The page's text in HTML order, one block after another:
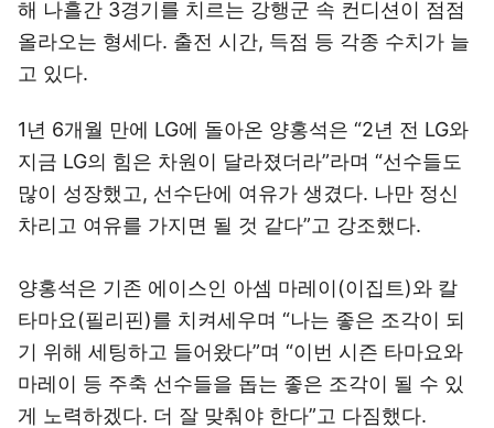
해 나흘간 3경기를 치르는 강행군 속 컨디션이 점점
올라오는 형세다. 출전 시간, 득점 등 각종 수치가 늘
고 있다.
1년 6개월 만에 LG에 돌아온 양홍석은 “2년 전 LG와
지금 LG의 힘은 차원이 달라졌더라”라며 “선수들도
많이 성장했고, 선수단에 여유가 생겼다. 나만 정신
차리고 여유를 가지면 될 것 같다”고 강조했다.
양홍석은 기존 에이스인 아셈 마레이(이집트)와 칼
타마요(필리핀)를 치켜세우며 “나는 좋은 조각이 되
기 위해 세팅하고 들어왔다”며 “이번 시즌 타마요와
마레이 등 주축 선수들을 돕는 좋은 조각이 될 수 있
게 노력하겠다. 더 잘 맞춰야 한다”고 다짐했다.